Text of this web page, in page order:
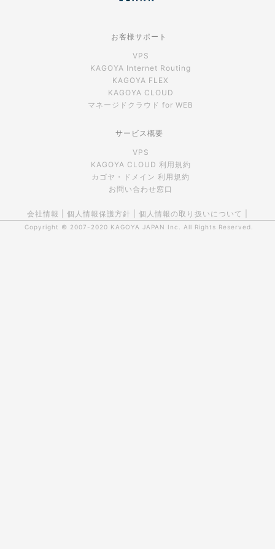
お客様サポート
VPS
KAGOYA Internet Routing
KAGOYA FLEX
KAGOYA CLOUD
マネージドクラウド for WEB
サービス概要
VPS
KAGOYA CLOUD 利用規約
カゴヤ・ドメイン 利用規約
お問い合わせ窓口
会社情報 個人情報保護方針 個人情報の取り扱いについて
Copyright © 2007-2020 KAGOYA JAPAN Inc. All Rights Reserved.